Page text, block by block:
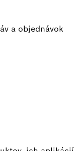
a objednávok